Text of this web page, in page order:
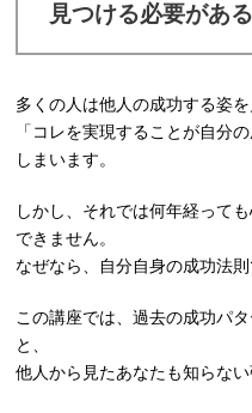
見つける必要があ
多くの人は他人の成功する姿を
「コレを実現することが自分
しまいます。
しかし、それでは何年経って
できません。
なぜなら、自分自身の成功法則
この講座では、過去の成功パ
と、
他人から見たあなたも知らな